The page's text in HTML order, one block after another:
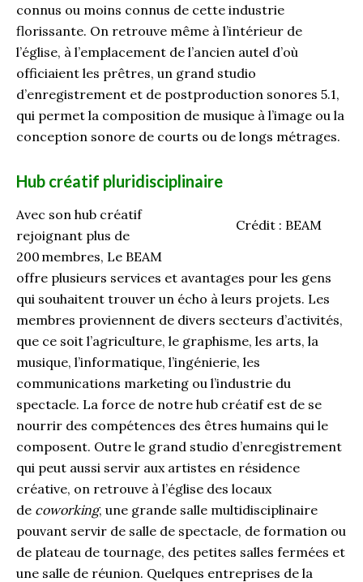
connus ou moins connus de cette industrie
florissante. On retrouve même à l’intérieur de
l’église, à l’emplacement de l’ancien autel d’où
officiaient les prêtres, un grand studio
d’enregistrement et de postproduction sonores 5.1,
qui permet la composition de musique à l’image ou la
conception sonore de courts ou de longs métrages.
Hub créatif pluridisciplinaire
Crédit : BEAM
Avec son hub créatif
rejoignant plus de
200 membres, Le BEAM
offre plusieurs services et avantages pour les gens
qui souhaitent trouver un écho à leurs projets. Les
membres proviennent de divers secteurs d’activités,
que ce soit l’agriculture, le graphisme, les arts, la
musique, l’informatique, l’ingénierie, les
communications marketing ou l’industrie du
spectacle. La force de notre hub créatif est de se
nourrir des compétences des êtres humains qui le
composent. Outre le grand studio d’enregistrement
qui peut aussi servir aux artistes en résidence
créative, on retrouve à l’église des locaux
de coworking, une grande salle multidisciplinaire
pouvant servir de salle de spectacle, de formation ou
de plateau de tournage, des petites salles fermées et
une salle de réunion. Quelques entreprises de la